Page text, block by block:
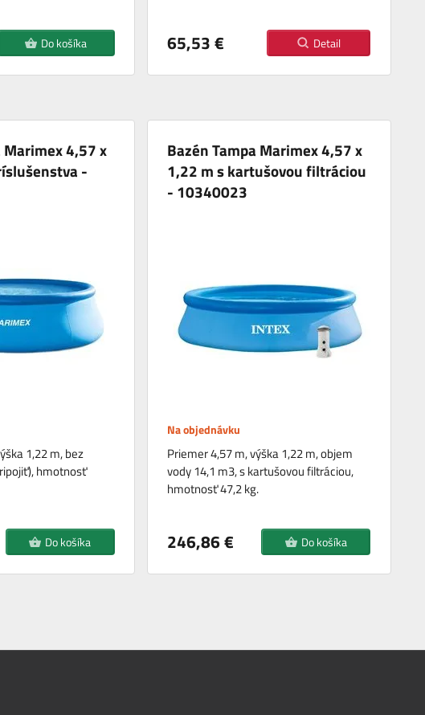
Do košíka 65,53 € Detail
Marimex 4,57 x
-
1,22 m, bez
hmotnosť
Do košíka
Bazén Tampa Marimex 4,57 x
1,22 m s kartušovou filtráciou
- 10340023
Na objednávku
Priemer 4,57 m, výška 1,22 m, objem
vody 14,1 m3, s kartušovou filtráciou,
hmotnosť 47,2 kg.
246,86 € Do košíka